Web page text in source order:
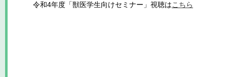
令和4年度「獣医学生向けセミナー」視聴はこちら